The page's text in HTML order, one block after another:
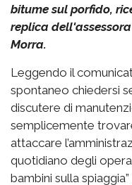
bitume sul porfido,
replica
Morra.
Leggendo il
spontaneo chiedersi
discutere di
semplicemente
attaccare
quotidiano degli
bambini sulla